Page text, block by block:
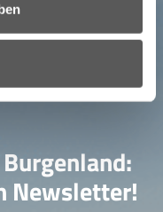
Newsletter!